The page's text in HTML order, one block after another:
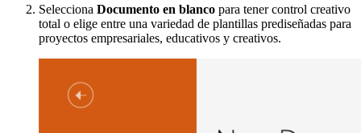
Selecciona Documento en blanco para tener control creativo
total o elige entre una variedad de plantillas prediseñadas para
proyectos empresariales, educativos y creativos.